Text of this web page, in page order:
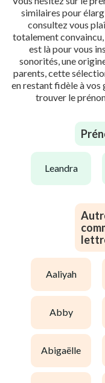
similaires pour
consultez vous
totalement
est là pour vous
sonorités, une
parents, cette
en restant fidèle à vos
trouver le
leandra
aaliyah
abby
abigaëlle